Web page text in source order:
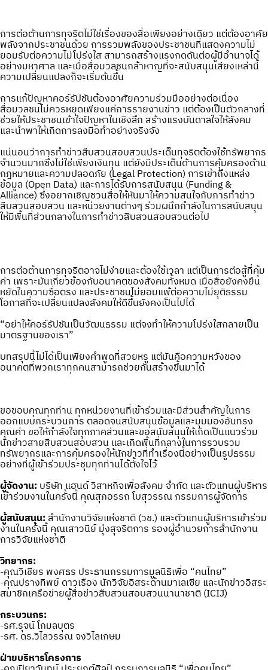
การต่อต้านการทุจริตไม่ใช่เรื่องของสื่อเพียงอย่างเดียว แต่ต้องอาศัย
พลังจากประชาชนด้วย การรวมพลังของประชาชนที่แสดงความไม่
ยอมรับต่อความไม่โปร่งใส สามารถสร้างแรงกดดันต่อผู้มีอำนาจได้
อย่างมหาศาล และเมื่อสื่อมวลชนกล้าหาญที่จะสนับสนุนเสียงเหล่านี้
ความเปลี่ยนแปลงก็จะเริ่มต้นขึ้น
การแก้ปัญหาคอร์รัปชันต้องอาศัยความร่วมมืออย่างต่อเนื่อง
สื่อมวลชนไม่ควรหยุดเพียงแค่การรายงานข่าว แต่ต้องเป็นตัวกลางที่
ช่วยให้ประชาชนเข้าใจปัญหาในเชิงลึก สร้างแรงบันดาลใจให้สังคม
และนำพาให้เกิดการลงมือทำอย่างจริงจัง
แน่นอนว่าการทำข่าวสืบสวนสอบสวนประเด็นทุจริตต้องใช้ทรัพยากร
จำนวนมากซึ่งไม่ใช่เพียงเงินทุน แต่ยังมีประเด็นด้านการคุ้มครองด้าน
กฎหมายและความปลอดภัย (Legal Protection) การเข้าถึงแหล่ง
ข้อมูล (Open Data) และการได้รับการสนับสนุน (Funding &
Alliance) ซึ่งอยากเชิญชวนสื่อให้หันมาให้ความสนใจกับการทำข่าว
สืบสวนสอบสวน และหน่วยงานต่างๆ ร่วมผนึกกำลังในการสนับสนุน
ให้มีพื้นที่ส่วนกลางในการทำข่าวสืบสวนสอบสวนต่อไป
การต่อต้านการทุจริตอาจไม่ง่ายและต้องใช้เวลา แต่เป็นการต่อสู้ที่คุ้ม
ค่า เพราะมันเกี่ยวข้องกับอนาคตของสังคมทั้งหมด เมื่อสื่อยังคงยืน
หยัดในความซื่อตรง และประชาชนไม่ยอมแพ้ต่อความไม่ยุติธรรม
โอกาสที่จะเปลี่ยนแปลงสังคมให้ดีขึ้นยังคงเป็นไปได้
“อย่าให้คอร์รัปชันเป็นวัฒนธรรม แต่จงทำให้ความโปร่งใสกลายเป็น
มาตรฐานของเรา”
บทสรุปนี้ไม่ได้เป็นเพียงคำพูดที่สวยหรู แต่มันคือความหวังของ
อนาคตที่พวกเราทุกคนสามารถช่วยกันสร้างขึ้นมาได้
ขอขอบคุณทุกท่าน ทุกหน่วยงานที่เข้าร่วมและมีส่วนสำคัญในการ
ออกแบบกระบวนการ ตลอดจนสนับสนุนข้อมูลและมุมมองอันทรง
คุณค่า ขอให้กำลังใจทุกภาคส่วนและขอสนับสนุนให้เกิดเป็นแนวร่วม
นักข่าวสายสืบสวนสอบสวน และเกิดพื้นที่กลางในการรวบรวม
ทรัพยากรและการคุ้มครองให้นักข่าวที่ทำเรื่องนี้อย่างเป็นรูปธรรม
อย่างที่ผู้เข้าร่วมประชุมทุกท่านได้ตั้งใจไว้
ผู้จัดงาน: บริษัท แฮนด์ วิสาหกิจเพื่อสังคม จำกัด และตัวแทนผู้บริหาร
เข้าร่วมงานในครั้งนี้ คุณสุภอรรถ โบสุวรรณ กรรมการผู้จัดการ
ผู้สนับสนุน:สำนักงานวิจัยแห่งชาติ (วช.) และตัวแทนผู้บริหารเข้าร่วม
งานในครั้งนี้ คุณเสาวนีย์ มุ่งสุจริตการ รองผู้อำนวยการสำนักงาน
การวิจัยแห่งชาติ
วิทยากร:
-คุณวิเชียร พงศธร ประธานกรรมการมูลนิธิเพื่อ “คนไทย”
-คุณปรางทิพย์ ดาวเรือง นักวิจัยอิสระด้านมาเลเซีย และนักข่าวอิสระ
สมาชิกเครือข่ายผู้สื่อข่าวสืบสวนสอบสวนนานาชาติ (ICIJ)
กระบวนกร:
-รศ.รุจน์ โกมลบุตร
-รศ. ดร.วิไลวรรณ จงวิไลเกษม
ฝ่ายบริหารโครงการ